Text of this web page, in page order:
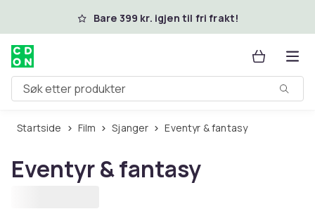
Hopp til hovedinnholdBare 399 kr. igjen til fri frakt!
Søk etter produkter
Startside Film Sjanger Eventyr & fantasy
Eventyr & fantasy